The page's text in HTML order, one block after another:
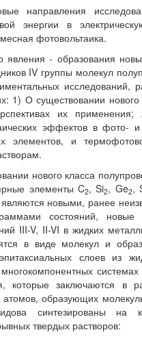
направления
энергии в
фотовольтаика.
явления - образования
IV группы молекул
исследований,
1) О существовании
их
эффектов в фото-
элементов, и
нового класса
элементы C2, Si2, Ge2,
новыми, ранее
состояний, новые
III-V, II-VI в жидких
в виде молекул и
эпитаксиальных слоев
которые заключаются в
атомов, образующих
синтезированы на
твердых растворов: